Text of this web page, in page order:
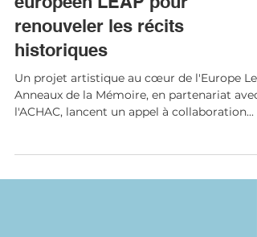
ILLUSTRATEURS :
Rejoignez le projet
européen LEAP pour
renouveler les récits
historiques
Anneaux de la Mémoire, en partenariat avec